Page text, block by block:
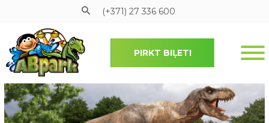
Pāriet uz galveno saturu
(+371) 27 336 600
PIRKT BIĻETI